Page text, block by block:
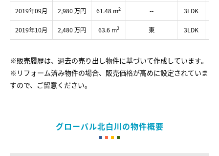
2019年09月 2,980 万円 61.48 m2 -- 3LDK
2019年10月 2,480 万円 63.6 m2 東 3LDK
※販売履歴は、過去の売り出し物件に基づいて作成しています。
※リフォーム済み物件の場合、販売価格が高めに設定されていま
すので、ご留意ください。
グローバル北白川の物件概要